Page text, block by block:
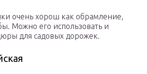
очень хорош как обрамление,
Можно его использовать и
для садовых дорожек.